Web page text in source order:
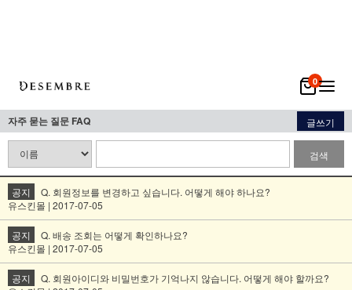
0
자주 묻는 질문 FAQ 글쓰기
검색
공지
Q. 회원정보를 변경하고 싶습니다. 어떻게 해야 하나요?
유스킨몰 | 2017-07-05
공지
Q. 배송 조회는 어떻게 확인하나요?
유스킨몰 | 2017-07-05
공지
Q. 회원아이디와 비밀번호가 기억나지 않습니다. 어떻게 해야 할까요?